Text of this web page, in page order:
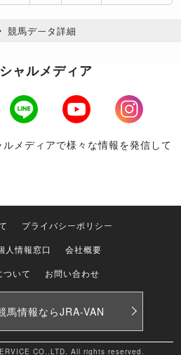
競馬データ詳細
ャルメディア
LINE Youtube
Instagram
メディアで様々な情報を発信して
プライバシーポリシー
人情報窓口
会社概要
ついて
お問い合わせ
馬情報ならJRA-VAN
CO.,LTD. All rights reserved.